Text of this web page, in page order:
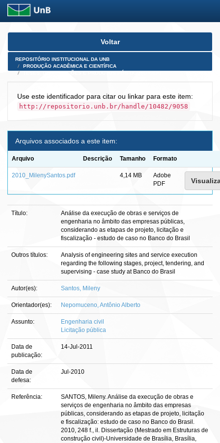
Skip
Voltar
REPOSITÓRIO INSTITUCIONAL DA UNB
PRODUÇÃO ACADÊMICA E CIENTÍFICA
Use este identificador para citar ou linkar para este item:
http://repositorio.unb.br/handle/10482/9058
Arquivos associados a este item:
Arquivo Descrição Tamanho Formato
2010_MilenySantos.pdf 4,14 MB
Adobe
PDF
Título:
Análise da execução de obras e serviços de
engenharia no âmbito das empresas públicas,
considerando as etapas de projeto, licitação e
fiscalização - estudo de caso no Banco do Brasil
Outros títulos:
Analysis of engineering sites and service execution
regarding the following stages, project, tendering, and
supervising - case study at Banco do Brasil
Autor(es): Santos, Mileny
Orientador(es): Nepomuceno, Antônio Alberto
Assunto:
Engenharia civil
Licitação pública
Data de
publicação:
14-Jul-2011
Data de
defesa:
Jul-2010
Referência:
SANTOS, Mileny. Análise da execução de obras e
serviços de engenharia no âmbito das empresas
públicas, considerando as etapas de projeto, licitação
e fiscalização: estudo de caso no Banco do Brasil.
2010, 248 f., il. Dissertação (Mestrado em Estruturas de
construção civil)-Universidade de Brasília, Brasília,